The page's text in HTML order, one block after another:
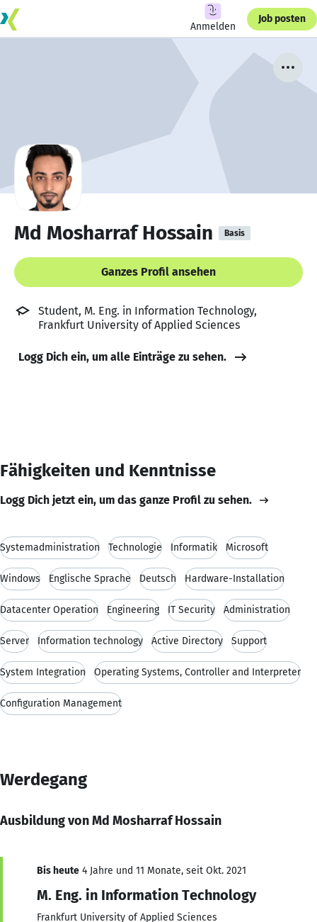
Anmelden
Job posten
Md Mosharraf Hossain Basis
Ganzes Profil ansehen
Student, M. Eng. in Information Technology,
Frankfurt University of Applied Sciences
Logg Dich ein, um alle Einträge zu sehen.
Fähigkeiten und Kenntnisse
Logg Dich jetzt ein, um das ganze Profil zu sehen.
Systemadministration Technologie Informatik Microsoft
Windows Englische Sprache Deutsch Hardware-Installation
Datacenter Operation Engineering IT Security Administration
Server Information technology Active Directory Support
System Integration Operating Systems, Controller and Interpreter
Configuration Management
Werdegang
Ausbildung von Md Mosharraf Hossain
Bis heute 4 Jahre und 11 Monate, seit Okt. 2021
M. Eng. in Information Technology
Frankfurt University of Applied Sciences